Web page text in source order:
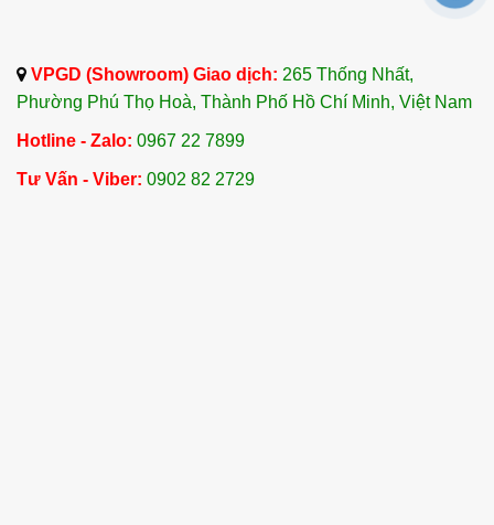
VPGD (Showroom) Giao dịch: 265 Thống Nhất,
Phường Phú Thọ Hoà, Thành Phố Hồ Chí Minh, Việt Nam
Hotline - Zalo: 0967 22 7899
Tư Vấn - Viber: 0902 82 2729